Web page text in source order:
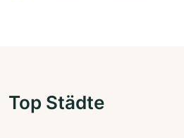
Top Städte